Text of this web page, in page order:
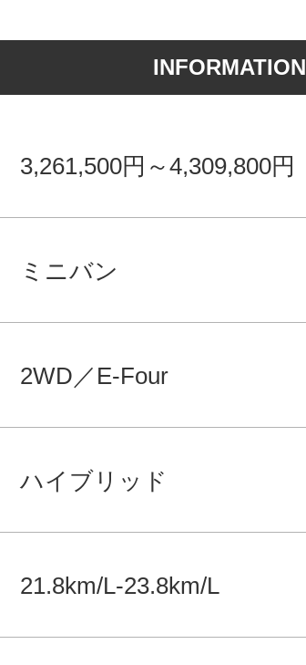
INFORMATION
3,261,500円～4,309,800円
ミニバン
2WD／E-Four
ハイブリッド
21.8km/L-23.8km/L